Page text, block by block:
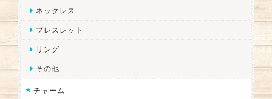
ネックレス
ブレスレット
リング
その他
チャーム